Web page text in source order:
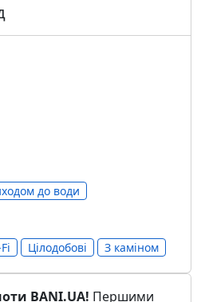
до води
Цілодобові З каміном
BANI.UA! Першими